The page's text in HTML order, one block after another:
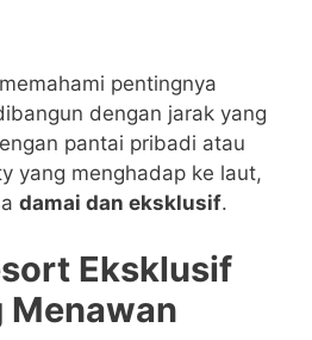
pentingnya
dengan jarak yang
pantai pribadi atau
yang menghadap ke laut,
damai dan eksklusif.
Eksklusif
Menawan